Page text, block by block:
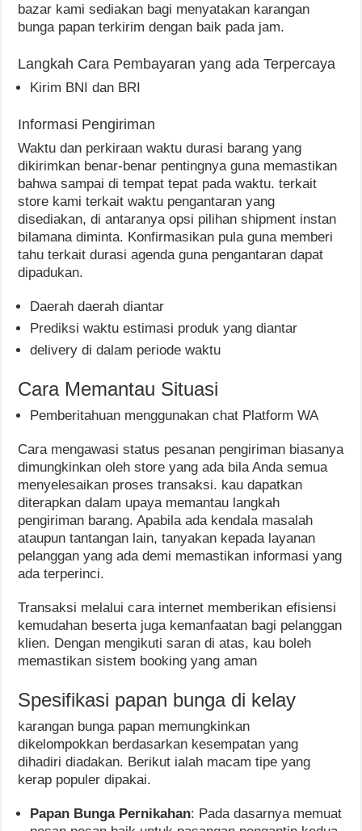
bazar kami sediakan bagi menyatakan karangan
bunga papan terkirim dengan baik pada jam.
Langkah Cara Pembayaran yang ada Terpercaya
Kirim BNI dan BRI
Informasi Pengiriman
Waktu dan perkiraan waktu durasi barang yang
dikirimkan benar-benar pentingnya guna memastikan
bahwa sampai di tempat tepat pada waktu. terkait
store kami terkait waktu pengantaran yang
disediakan, di antaranya opsi pilihan shipment instan
bilamana diminta. Konfirmasikan pula guna memberi
tahu terkait durasi agenda guna pengantaran dapat
dipadukan.
Daerah daerah diantar
Prediksi waktu estimasi produk yang diantar
delivery di dalam periode waktu
Cara Memantau Situasi
Pemberitahuan menggunakan chat Platform WA
Cara mengawasi status pesanan pengiriman biasanya
dimungkinkan oleh store yang ada bila Anda semua
menyelesaikan proses transaksi. kau dapatkan
diterapkan dalam upaya memantau langkah
pengiriman barang. Apabila ada kendala masalah
ataupun tantangan lain, tanyakan kepada layanan
pelanggan yang ada demi memastikan informasi yang
ada terperinci.
Transaksi melalui cara internet memberikan efisiensi
kemudahan beserta juga kemanfaatan bagi pelanggan
klien. Dengan mengikuti saran di atas, kau boleh
memastikan sistem booking yang aman
Spesifikasi papan bunga di kelay
karangan bunga papan memungkinkan
dikelompokkan berdasarkan kesempatan yang
dihadiri diadakan. Berikut ialah macam tipe yang
kerap populer dipakai.
Papan Bunga Pernikahan: Pada dasarnya memuat